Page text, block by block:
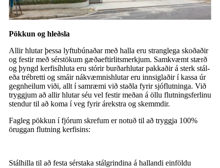
Pökkun og hleðsla
Allir hlutar þessa lyftubúnaðar með halla eru stranglega skoðaðir
og festir með sérstökum gæðaeftirlitsmerkjum. Samkvæmt stærð
og þyngd kerfisíhluta eru stórir burðarhlutar pakkaðir á sterk stál-
eða trébretti og smáir nákvæmnishlutar eru innsiglaðir í kassa úr
gegnheilum viði, allt í samræmi við staðla fyrir sjóflutninga. Við
tryggjum að allir hlutar séu vel festir meðan á öllu flutningsferlinu
stendur til að koma í veg fyrir árekstra og skemmdir.
Fagleg pökkun í fjórum skrefum er notuð til að tryggja 100%
öruggan flutning kerfisins:
Stálhilla til að festa sérstaka stálgrindina á hallandi einföldu